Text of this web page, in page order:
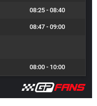
08:25 - 08:40
08:47 - 09:00
08:00 - 10:00